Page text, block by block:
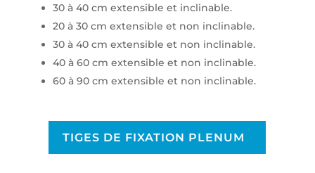
30 à 40 cm extensible et inclinable.
20 à 30 cm extensible et non inclinable.
30 à 40 cm extensible et non inclinable.
40 à 60 cm extensible et non inclinable.
60 à 90 cm extensible et non inclinable.
TIGES DE FIXATION PLENUM